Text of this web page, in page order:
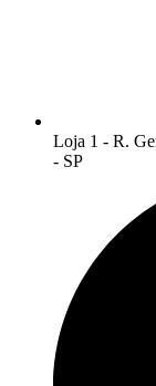
Loja 1 - R.
- SP